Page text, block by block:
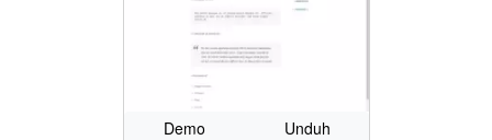
Demo Unduh